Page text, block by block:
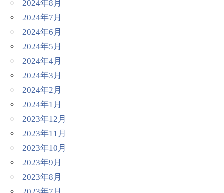
2024年8月
2024年7月
2024年6月
2024年5月
2024年4月
2024年3月
2024年2月
2024年1月
2023年12月
2023年11月
2023年10月
2023年9月
2023年8月